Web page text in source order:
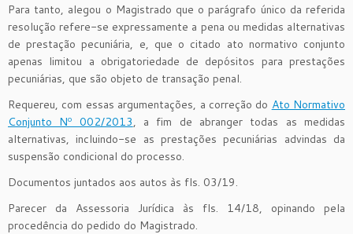
Para tanto, alegou o Magistrado que o parágrafo único da referida
resolução refere-se expressamente a pena ou medidas alternativas
de prestação pecuniária, e, que o citado ato normativo conjunto
apenas limitou a obrigatoriedade de depósitos para prestações
pecuniárias, que são objeto de transação penal.
Requereu, com essas argumentações, a correção do Ato Normativo
Conjunto Nº 002/2013, a fim de abranger todas as medidas
alternativas, incluindo-se as prestações pecuniárias advindas da
suspensão condicional do processo.
Documentos juntados aos autos às fls. 03/19.
Parecer da Assessoria Jurídica às fls. 14/18, opinando pela
procedência do pedido do Magistrado.